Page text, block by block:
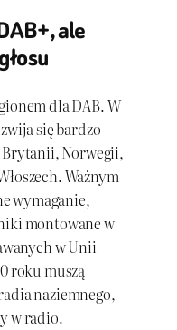
ale
dla DAB. W
się bardzo
Norwegii,
Ważnym
wymaganie,
montowane w
w Unii
roku muszą
naziemnego,
w radio.